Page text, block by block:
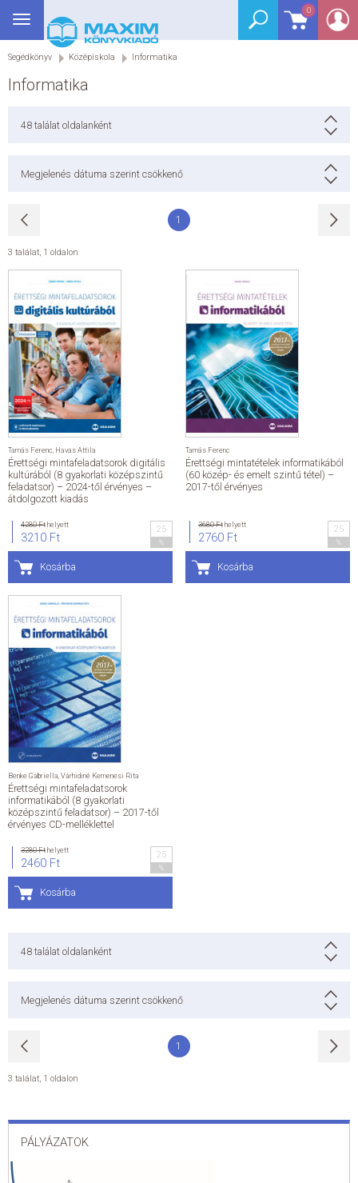
0
Toggle
navigation
Segédkönyv Középiskola Informatika
Informatika
48 találat oldalanként
Megjelenés dátuma szerint csökkenő
1
3 találat, 1 oldalon
Tamás Ferenc Havas Attila
Érettségi mintafeladatsorok digitális
kultúrából (8 gyakorlati középszintű
feladatsor) – 2024-től érvényes –
átdolgozott kiadás
4280 Fthelyett
3210 Ft
25
Kosárba
Tamás Ferenc
Érettségi mintatételek informatikából
(60 közép- és emelt szintű tétel) –
2017-től érvényes
3680 Fthelyett
2760 Ft
25
Kosárba
Benke Gabriella Várhidiné Kemenesi Rita
Érettségi mintafeladatsorok
informatikából (8 gyakorlati
középszintű feladatsor) – 2017-től
érvényes CD-melléklettel
3280 Fthelyett
2460 Ft
25
Kosárba
48 találat oldalanként
Megjelenés dátuma szerint csökkenő
1
3 találat, 1 oldalon
PÁLYÁZATOK
BEJELENTKEZÉS
SEGÉDKÖNYV
DREAM KÖNYVEK
E-KÖNYVEK
SEGÍTHETEK?
HÍREK
ÁLTALÁNOS SZERZŐDÉSI FELTÉTELEK
ADATKEZELÉSI ÉS ADATVÉDELMI SZABÁLYZAT
KAPCSOLAT